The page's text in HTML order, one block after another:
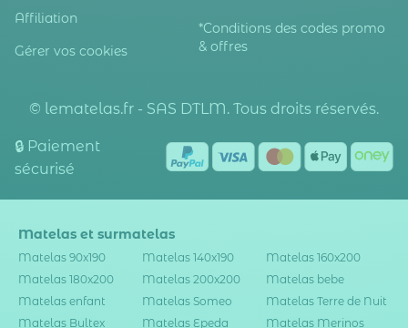
Affiliation
Gérer vos cookies
*Conditions des codes promo
& offres
© lematelas.fr - SAS DTLM. Tous droits réservés.
🔒 Paiement
sécurisé
Matelas et surmatelas
Matelas 90x190 Matelas 140x190
Matelas 160x200
Matelas 180x200
Matelas 200x200
Matelas bebe
Matelas enfant
Matelas Someo
Matelas Terre de Nuit
Matelas Bultex
Matelas Epeda Matelas Merinos